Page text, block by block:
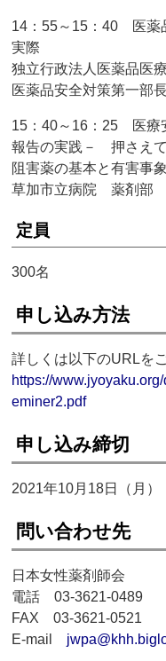
14：55～15：40 医薬
実際
独立行政法人医薬品医
医薬品安全対策第一
15：40～16：25 医療
報告の実践－ 押さえ
阻害薬の基本と有害事象
草加市立病院 薬剤
定員
300名
申し込み方法
詳しくは以下のURLを
https://
eminer2.pdf
申し込み締切
2021年10月18日（月）
問い合わせ先
日本女性薬剤師会
電話 03-3621-0489
FAX 03-3621-0521
E-mail